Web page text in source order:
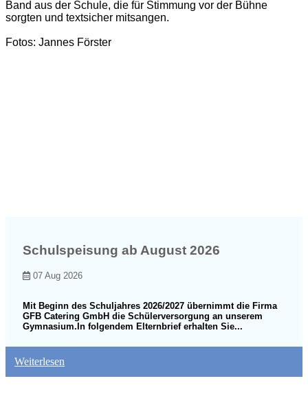
Band aus der Schule, die für Stimmung vor der Bühne
sorgten und textsicher mitsangen.
Fotos: Jannes Förster
Schulspeisung ab August 2026
07 Aug 2026
Mit Beginn des Schuljahres 2026/2027 übernimmt die Firma
GFB Catering GmbH die Schülerversorgung an unserem
Gymnasium.In folgendem Elternbrief erhalten Sie...
Weiterlesen